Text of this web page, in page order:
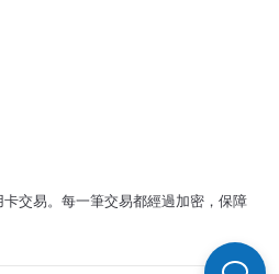
交易。每一筆交易都經過加密，保障